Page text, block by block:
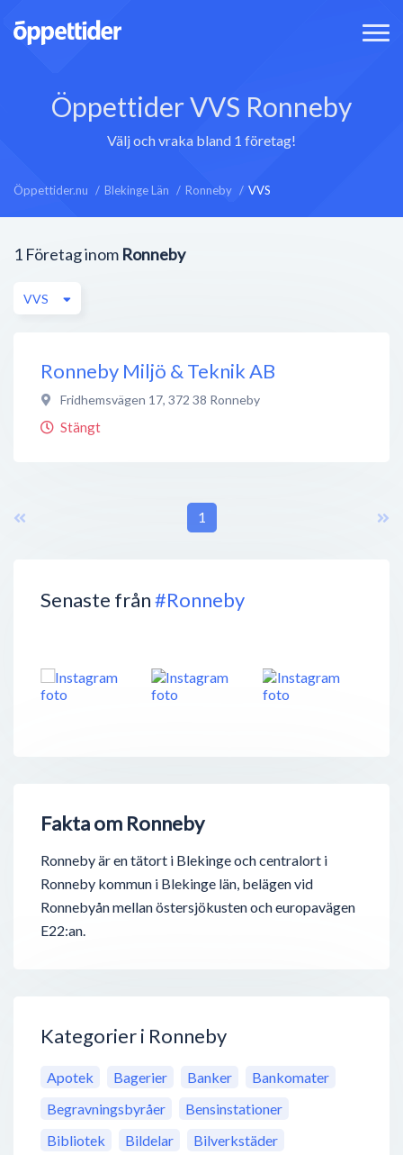
Öppettider VVS Ronneby
Välj och vraka bland 1 företag!
Öppettider.nu Blekinge Län Ronneby VVS
Senaste från#Ronneby
Fakta om Ronneby
Ronneby är en tätort i Blekinge och centralort i
Ronneby kommun i Blekinge län, belägen vid
Ronnebyån mellan östersjökusten och europavägen
E22:an.
Kategorier i Ronneby
Apotek Bagerier Banker
Bankomater
Begravningsbyråer
Bensinstationer
Bibliotek
Bildelar
Bilverkstäder
1 Företag inom Ronneby
VVS
Ronneby Miljö & Teknik AB
Fridhemsvägen 17, 372 38 Ronneby
Stängt
1